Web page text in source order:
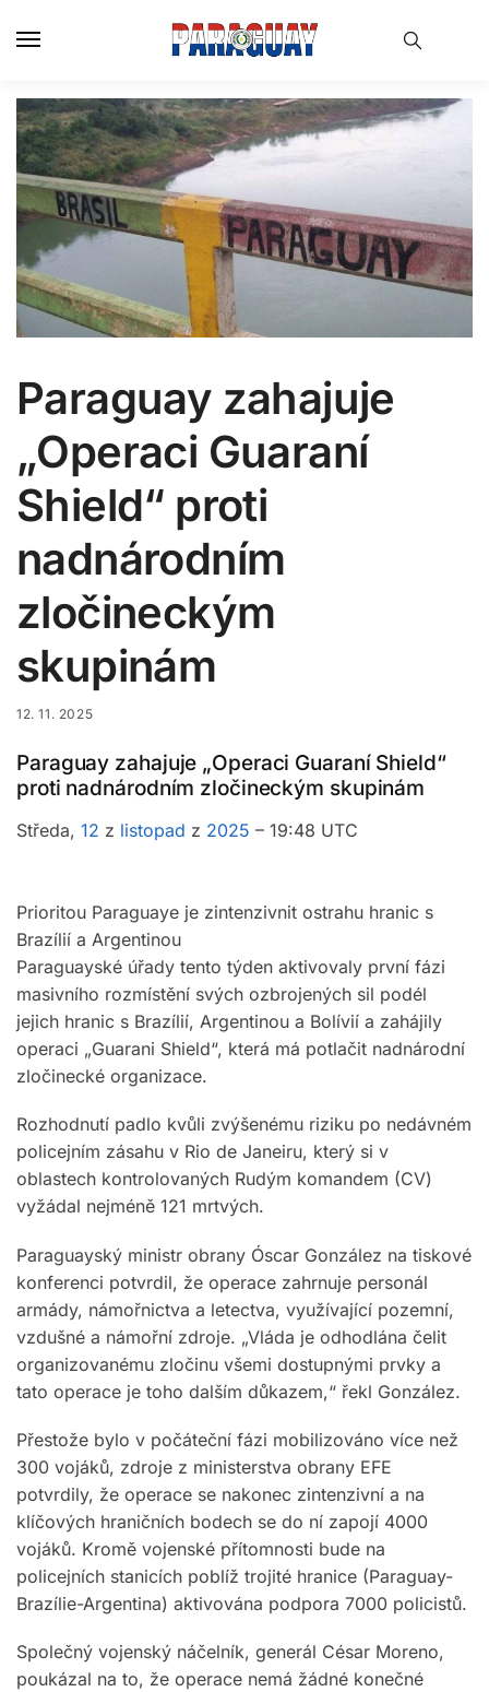
Paraguay zahajuje
„Operaci Guaraní
Shield“ proti
nadnárodním
zločineckým
skupinám
12. 11. 2025
Paraguay zahajuje „Operaci Guaraní Shield“
proti nadnárodním zločineckým skupinám
Středa, 12 z listopad z 2025 – 19:48 UTC
Prioritou Paraguaye je zintenzivnit ostrahu hranic s
Brazílií a Argentinou
Paraguayské úřady tento týden aktivovaly první fázi
masivního rozmístění svých ozbrojených sil podél
jejich hranic s Brazílií, Argentinou a Bolívií a zahájily
operaci „Guarani Shield“, která má potlačit nadnárodní
zločinecké organizace.
Rozhodnutí padlo kvůli zvýšenému riziku po nedávném
policejním zásahu v Rio de Janeiru, který si v
oblastech kontrolovaných Rudým komandem (CV)
vyžádal nejméně 121 mrtvých.
Paraguayský ministr obrany Óscar González na tiskové
konferenci potvrdil, že operace zahrnuje personál
armády, námořnictva a letectva, využívající pozemní,
vzdušné a námořní zdroje. „Vláda je odhodlána čelit
organizovanému zločinu všemi dostupnými prvky a
tato operace je toho dalším důkazem,“ řekl González.
Přestože bylo v počáteční fázi mobilizováno více než
300 vojáků, zdroje z ministerstva obrany EFE
potvrdily, že operace se nakonec zintenzivní a na
klíčových hraničních bodech se do ní zapojí 4000
vojáků. Kromě vojenské přítomnosti bude na
policejních stanicích poblíž trojité hranice (Paraguay-
Brazílie-Argentina) aktivována podpora 7000 policistů.
Společný vojenský náčelník, generál César Moreno,
poukázal na to, že operace nemá žádné konečné